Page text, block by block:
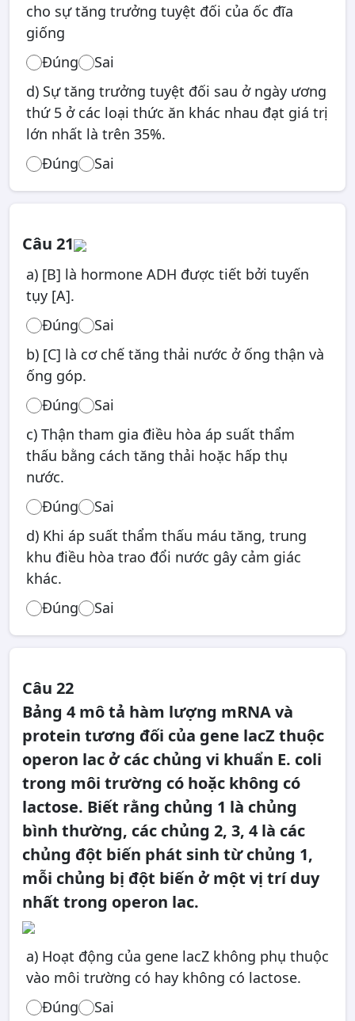
cho sự tăng trưởng tuyệt đối của ốc đĩa
giống
Đúng
Sai
d) Sự tăng trưởng tuyệt đối sau ở ngày ương
thứ 5 ở các loại thức ăn khác nhau đạt giá trị
lớn nhất là trên 35%.
Đúng
Sai
Câu 21
a) [B] là hormone ADH được tiết bởi tuyến
tụy [A].
Đúng
Sai
b) [C] là cơ chế tăng thải nước ở ống thận và
ống góp.
Đúng
Sai
c) Thận tham gia điều hòa áp suất thẩm
thấu bằng cách tăng thải hoặc hấp thụ
nước.
Đúng
Sai
d) Khi áp suất thẩm thấu máu tăng, trung
khu điều hòa trao đổi nước gây cảm giác
khác.
Đúng
Sai
Câu 22
Bảng 4 mô tả hàm lượng mRNA và
protein tương đối của gene lacZ thuộc
operon lac ở các chủng vi khuẩn E. coli
trong môi trường có hoặc không có
lactose. Biết rằng chủng 1 là chủng
bình thường, các chủng 2, 3, 4 là các
chủng đột biến phát sinh từ chủng 1,
mỗi chủng bị đột biến ở một vị trí duy
nhất trong operon lac.
a) Hoạt động của gene lacZ không phụ thuộc
vào môi trường có hay không có lactose.
Đúng
Sai